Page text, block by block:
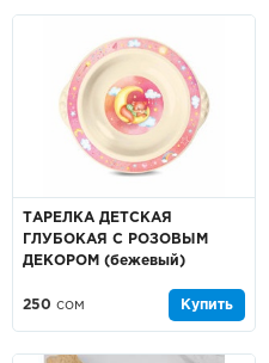
ТАРЕЛКА ДЕТСКАЯ
ГЛУБОКАЯ С РОЗОВЫМ
ДЕКОРОМ (бежевый)
250 сом Купить